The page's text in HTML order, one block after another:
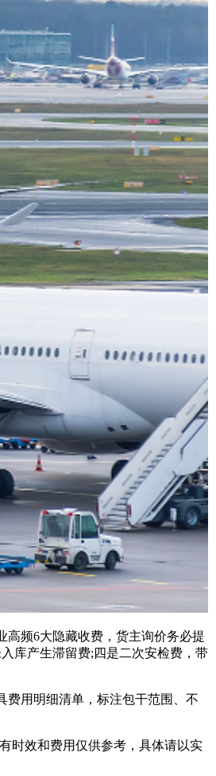
频6大隐藏收费，货主询价务必提
库产生滞留费;四是二次安检费，带
用明细清单，标注包干范围、不
时效和费用仅供参考，具体请以实